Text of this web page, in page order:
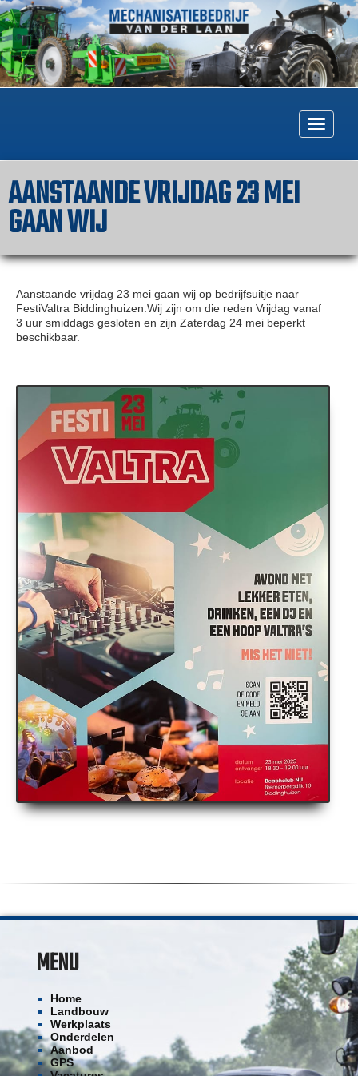
AANSTAANDE VRIJDAG 23 MEI
GAAN WIJ
Aanstaande vrijdag 23 mei gaan wij op bedrijfsuitje naar
FestiValtra Biddinghuizen.Wij zijn om die reden Vrijdag vanaf
3 uur smiddags gesloten en zijn Zaterdag 24 mei beperkt
beschikbaar.
MENU
Home
Landbouw
Werkplaats
Onderdelen
Aanbod
GPS